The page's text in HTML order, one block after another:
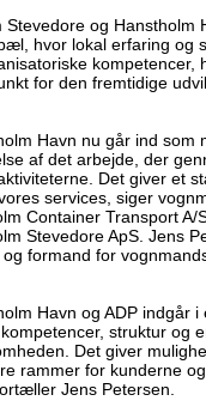
Stevedore og
hvor lokal erfaring og
for den fremtidige
Havn nu går ind som
af det arbejde, der
Det giver et
services, siger
Container Transport
Stevedore ApS. Jens
formand for
Havn og ADP indgår
struktur og
Det giver
rammer for kunderne
Jens Petersen.